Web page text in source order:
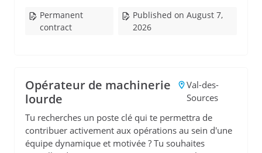
Permanent
contract
Published on August 7,
2026
Opérateur de machinerie
lourde
Val-des-
Sources
Tu recherches un poste clé qui te permettra de
contribuer activement aux opérations au sein d'une
équipe dynamique et motivée ? Tu souhaites